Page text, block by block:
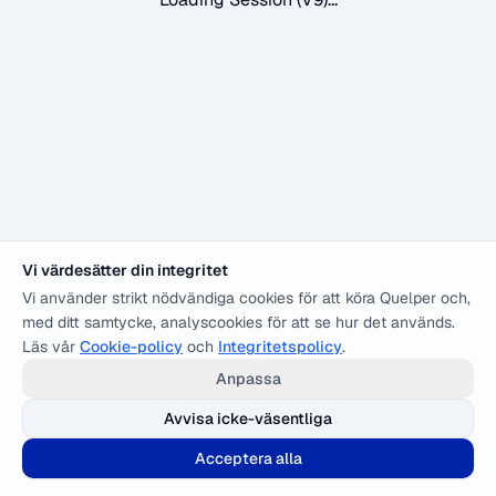
Vi värdesätter din integritet
Vi använder strikt nödvändiga cookies för att köra Quelper och,
med ditt samtycke, analyscookies för att se hur det används.
Läs vår Cookie-policy och Integritetspolicy.
Anpassa
Avvisa icke-väsentliga
Acceptera alla